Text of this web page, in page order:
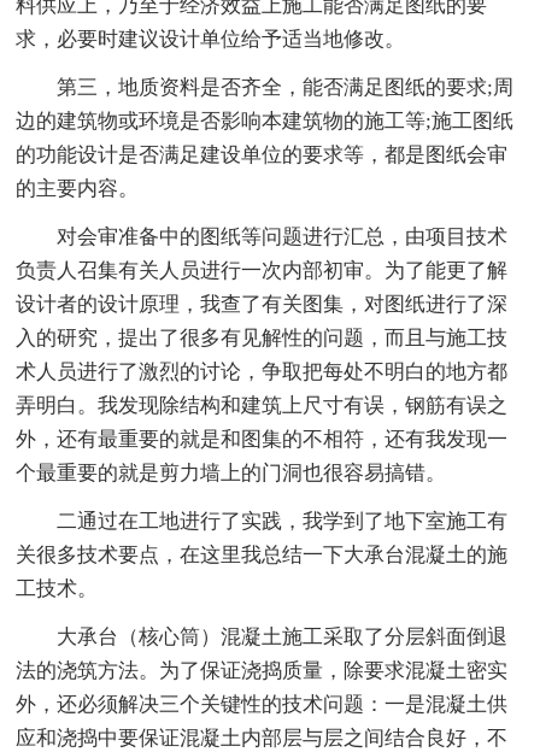
料供应上，乃至于经济效益上施工能否满足图纸的要
求，必要时建议设计单位给予适当地修改。
第三，地质资料是否齐全，能否满足图纸的要求;周
边的建筑物或环境是否影响本建筑物的施工等;施工图纸
的功能设计是否满足建设单位的要求等，都是图纸会审
的主要内容。
对会审准备中的图纸等问题进行汇总，由项目技术
负责人召集有关人员进行一次内部初审。为了能更了解
设计者的设计原理，我查了有关图集，对图纸进行了深
入的研究，提出了很多有见解性的问题，而且与施工技
术人员进行了激烈的讨论，争取把每处不明白的地方都
弄明白。我发现除结构和建筑上尺寸有误，钢筋有误之
外，还有最重要的就是和图集的不相符，还有我发现一
个最重要的就是剪力墙上的门洞也很容易搞错。
二通过在工地进行了实践，我学到了地下室施工有
关很多技术要点，在这里我总结一下大承台混凝土的施
工技术。
大承台（核心筒）混凝土施工采取了分层斜面倒退
法的浇筑方法。为了保证浇捣质量，除要求混凝土密实
外，还必须解决三个关键性的技术问题：一是混凝土供
应和浇捣中要保证混凝土内部层与层之间结合良好，不